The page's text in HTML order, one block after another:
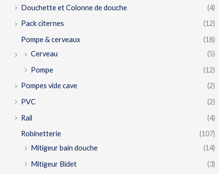
Douchette et Colonne de douche
(4)
Pack citernes
(12)
Pompe & cerveaux
(18)
Cerveau
(5)
Pompe
(12)
Pompes vide cave
(2)
PVC
(2)
Rail
(4)
Robinetterie
(107)
Mitigeur bain douche
(14)
Mitigeur Bidet
(3)